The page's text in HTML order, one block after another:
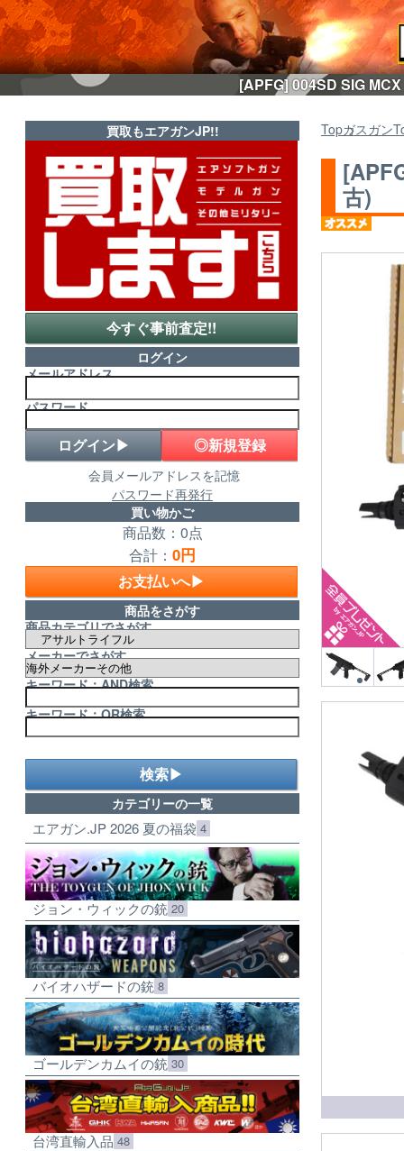
[APFG] 004SD SIG
Topガスガン
古)
買取もエアガンJP!!
今すぐ事前査定!!
ログイン
メールアドレス
パスワード
◎新規登録
会員メールアドレスを記憶
パスワード再発行
買い物かご
商品数：0点
合計： 0円
お支払いへ▶
商品をさがす
商品カテゴリでさがす
メーカーでさがす
キーワード：AND検索
キーワード：OR検索
検索▶
カテゴリーの一覧
エアガン.JP 2026 夏の福袋 4
ジョン・ウィックの銃 20
バイオハザードの銃 8
ゴールデンカムイの銃 30
台湾直輸入品 48